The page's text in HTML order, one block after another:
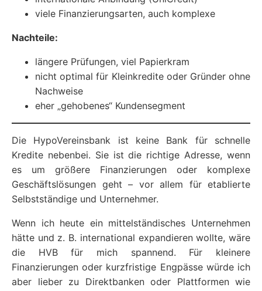
viele Finanzierungsarten, auch komplexe
Nachteile:
längere Prüfungen, viel Papierkram
nicht optimal für Kleinkredite oder Gründer ohne
Nachweise
eher „gehobenes“ Kundensegment
Die HypoVereinsbank ist keine Bank für schnelle
Kredite nebenbei. Sie ist die richtige Adresse, wenn
es um größere Finanzierungen oder komplexe
Geschäftslösungen geht – vor allem für etablierte
Selbstständige und Unternehmer.
Wenn ich heute ein mittelständisches Unternehmen
hätte und z. B. international expandieren wollte, wäre
die HVB für mich spannend. Für kleinere
Finanzierungen oder kurzfristige Engpässe würde ich
aber lieber zu Direktbanken oder Plattformen wie